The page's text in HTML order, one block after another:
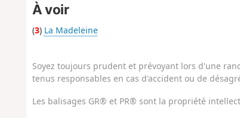
À voir
(3) La Madeleine
Soyez toujours prudent et prévoyant lors d'une
tenus responsables en cas d'accident ou de
Les balisages GR® et PR® sont la propriété